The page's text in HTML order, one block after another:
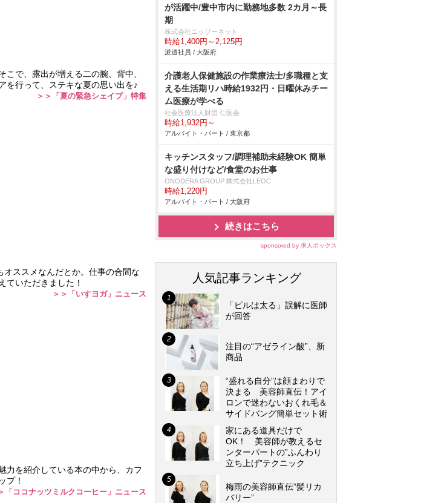
で、露出が増える二の腕、背中、
行って、ステキな夏の思い出を♪
＞＞「夏の緊急シェイプ」特集
オススメなんだとか。仕事の合間な
ていただきました！
＞＞「いすヨガ」ニュース
力を紹介している本の中から、カフ
プ！
「ココナッツミルクコーヒー」ニュース
が活躍中/豊中市内に勤務地多数 2カ月～長
期
株式会社ニッソーネット
時給1,400円～2,125円
派遣社員 / 大阪府
介護老人保健施設の作業療法士/多職種と支
える生活期リハ時給1932円・日曜休みチー
ム医療が学べる
社会医療法人財団 仁医会
時給1,932円～
アルバイト・パート / 東京都
キッチンスタッフ/調理補助未経験OK 簡単
な盛り付けなど/食堂のお仕事
ONODERA GROUP 株式会社LEOC
時給1,220円
アルバイト・パート / 大阪府
続きはこちら
sponsored by 求人ボックス
人気記事ランキング
「ピルは太る」誤解に医師
が回答
注目の“アゼライン酸”、新
商品
“盛れる自分”は顔まわりで
決まる 美容師直伝！アイ
ロンで迷わないおくれ毛＆
サイドバング簡単セット術
家にある道具だけで
OK！ 美容師が教えるセ
ンターパートの”ふんわり
立ち上げ”テクニック
梅雨の美容師直伝”髪リカ
バリー”